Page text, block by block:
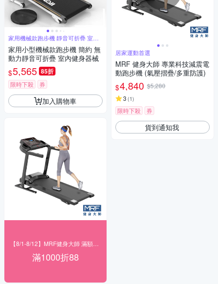
家用機械款跑步機 靜音可折疊 室內
健身
家用小型機械款跑步機 簡約 無
動力靜音可折疊 室內健身器械
$5,565 85折
限時下殺 券
加入購物車
滿1000折88
居家運動首選
MRF 健身大師 專業科技減震電
動跑步機 (氣壓摺疊/多重防護)
$4,840 $5,280
3 (1)
限時下殺 券
貨到通知我